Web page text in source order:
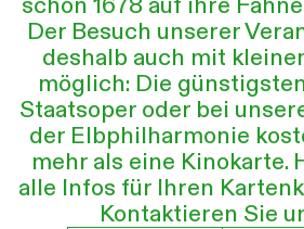
Repertoire Konzerte
CLICK in
Oper Ballett
Die Hamburgische
Tickets & Preise Ihr
Führungen Jobs
DANKE
Der Besuch unserer
deshalb auch mit
möglich: Die
Staatsoper oder bei
der Elbphilharmonie
mehr als eine Kinokarte.
alle Infos für Ihren
Kontaktieren Sie